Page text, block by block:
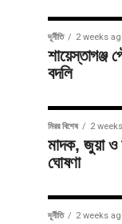
দূর্নীতি 2 weeks
শায়েস্তাগঞ্জ
বদলি
মিরর বিশেষ 2
মাদক, জুয়া ও
ঘোষণা
দূর্নীতি 2 weeks